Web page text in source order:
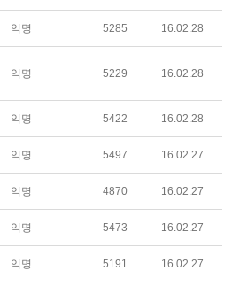
익명 5285 16.02.28
익명 5229 16.02.28
익명 5422 16.02.28
익명 5497 16.02.27
익명 4870 16.02.27
익명 5473 16.02.27
익명 5191 16.02.27